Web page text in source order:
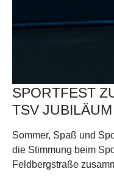
SPORTFEST
TSV JUBILÄUM
Sommer, Spaß und
die Stimmung beim
Feldbergstraße